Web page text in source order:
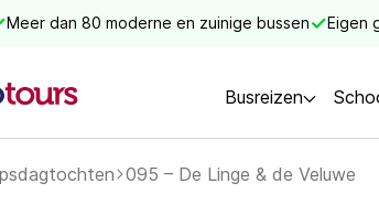
Meer dan 80 moderne en zuinige bussen Eigen
Busreizen
095 – De Linge & de Veluwe